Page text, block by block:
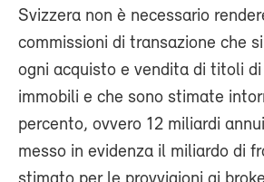
Svizzera non è necessario
commissioni di transazione che
ogni acquisto e vendita di titoli
immobili e che sono stimate
percento, ovvero 12 miliardi
messo in evidenza il miliardo di